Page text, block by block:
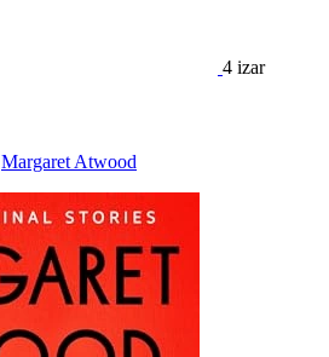
4 izar
Margaret Atwood